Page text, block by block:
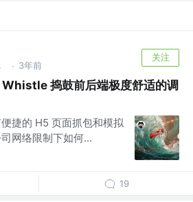
司 · 3年前
关注
Whistle 捣鼓前后端极度舒适的调
捷的 H5 页面抓包和模拟
网络限制下如何...
19